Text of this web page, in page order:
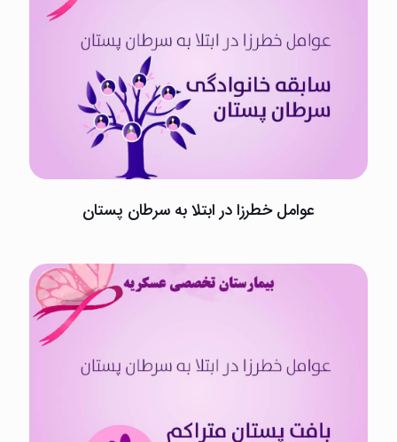
عوامل خطرزا در ابتلا به سرطان پستان